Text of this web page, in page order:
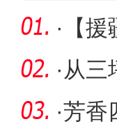
·
【
医疗
· 从三
故事
·芳香